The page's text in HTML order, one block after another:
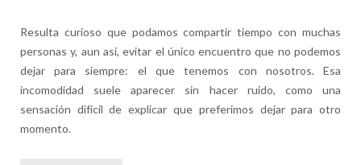
Resulta curioso que podamos compartir tiempo con muchas
personas y, aun así, evitar el único encuentro que no podemos
dejar para siempre: el que tenemos con nosotros. Esa
incomodidad suele aparecer sin hacer ruido, como una
sensación difícil de explicar que preferimos dejar para otro
momento.